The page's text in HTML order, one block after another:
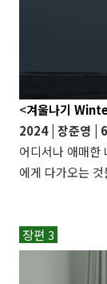
<겨울나기
2024 | 장준영
|
어디서나 애매한
에게 다가오는
장편 3